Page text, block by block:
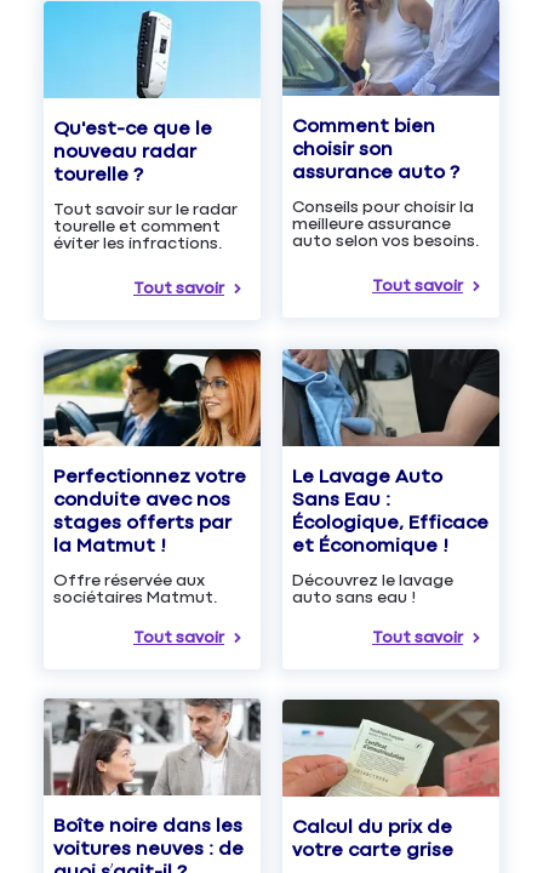
Qu'est-ce que le
nouveau radar
tourelle ?
Tout savoir sur le radar
tourelle et comment
éviter les infractions.
Tout savoir
Comment bien
choisir son
assurance auto ?
Conseils pour choisir la
meilleure assurance
auto selon vos besoins.
Tout savoir
Perfectionnez votre
conduite avec nos
stages offerts par
la Matmut !
Offre réservée aux
sociétaires Matmut.
Tout savoir
Le Lavage Auto
Sans Eau :
Écologique, Efficace
et Économique !
Découvrez le lavage
auto sans eau !
Tout savoir
Boîte noire dans les
voitures neuves : de
Calcul du prix de
votre carte grise